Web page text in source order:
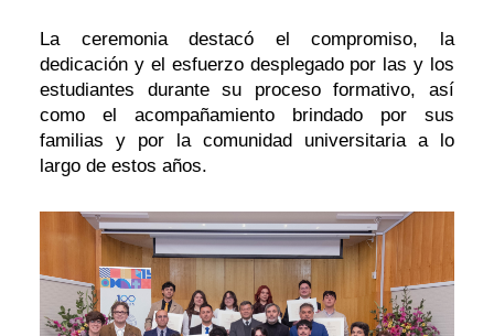
La ceremonia destacó el compromiso, la
dedicación y el esfuerzo desplegado por las y los
estudiantes durante su proceso formativo, así
como el acompañamiento brindado por sus
familias y por la comunidad universitaria a lo
largo de estos años.